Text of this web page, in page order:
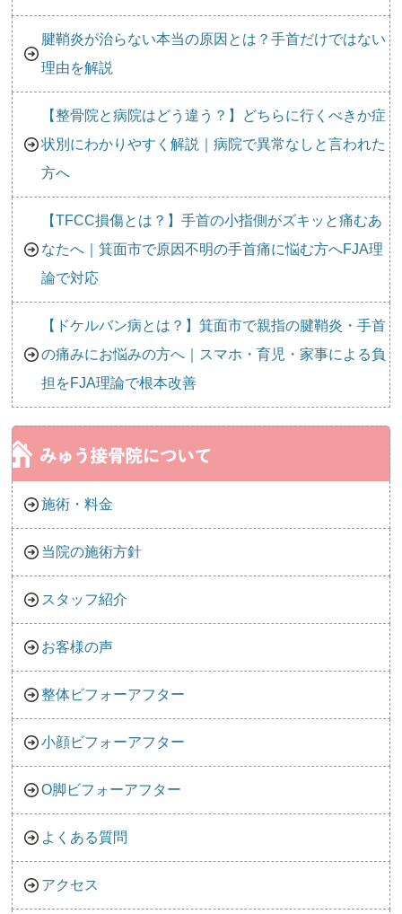
腱鞘炎が治らない本当の原因とは？手首だけではない
理由を解説
【整骨院と病院はどう違う？】どちらに行くべきか症
状別にわかりやすく解説｜病院で異常なしと言われた
方へ
【TFCC損傷とは？】手首の小指側がズキッと痛むあ
なたへ｜箕面市で原因不明の手首痛に悩む方へFJA理
論で対応
【ドケルバン病とは？】箕面市で親指の腱鞘炎・手首
の痛みにお悩みの方へ｜スマホ・育児・家事による負
担をFJA理論で根本改善
施術・料金
当院の施術方針
スタッフ紹介
お客様の声
整体ビフォーアフター
小顔ビフォーアフター
O脚ビフォーアフター
よくある質問
アクセス